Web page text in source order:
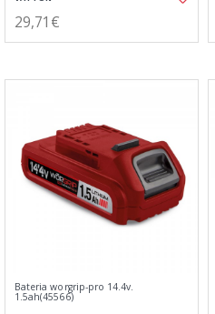
29,71€
Bateria worgrip-pro 14.4v.
1.5ah(45566)